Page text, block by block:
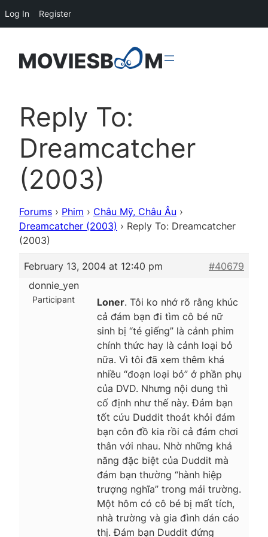
Reply To:
Dreamcatcher
(2003)
Forums › Phim › Châu Mỹ, Châu Âu ›
Dreamcatcher (2003) › Reply To: Dreamcatcher
(2003)
February 13, 2004 at 12:40 pm
#40679
donnie_yen
Participant Loner. Tôi ko nhớ rõ rằng khúc
cả đám bạn đi tìm cô bé nữ
sinh bị “té giếng” là cảnh phim
chính thức hay là cảnh loại bỏ
nữa. Vì tôi đã xem thêm khá
nhiều “đoạn loại bỏ” ở phần phụ
của DVD. Nhưng nội dung thì
cố định như thế này. Đám bạn
tốt cứu Duddit thoát khỏi đám
bạn côn đồ kia rồi cả đám chơi
thân với nhau. Nhờ những khả
năng đặc biệt của Duddit mà
đám bạn thường “hành hiệp
trượng nghĩa” trong mái trường.
Một hôm có cô bé bị mất tích,
nhà trường và gia đình dán cáo
thị. Đám bạn Duddit đứng
Log In Register